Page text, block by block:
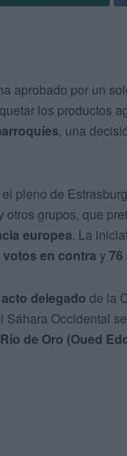
aprobado por un
los productos
, una
pleno de
otros grupos, que
europea. La
votos en contra y
acto delegado de la
Sáhara Occidental
de Oro (Oued